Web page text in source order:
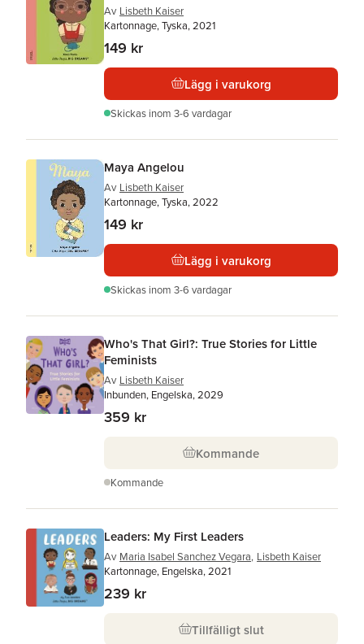
Av Lisbeth Kaiser
Kartonnage, Tyska, 2021
149 kr
Lägg i varukorg
Skickas inom 3-6 vardagar
Maya Angelou
Av Lisbeth Kaiser
Kartonnage, Tyska, 2022
149 kr
Lägg i varukorg
Skickas inom 3-6 vardagar
Who's That Girl?: True Stories for Little
Feminists
Av Lisbeth Kaiser
Inbunden, Engelska, 2029
359 kr
Kommande
Kommande
Leaders: My First Leaders
Av Maria Isabel Sanchez Vegara, Lisbeth Kaiser
Kartonnage, Engelska, 2021
239 kr
Tillfälligt slut